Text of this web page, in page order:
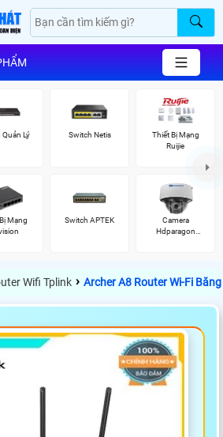
Lý Switch Netis
Thiết Bị Mạng
Ruijie
Mạng
Switch APTEK
Camera
Hdparagon
Wifi Tplink › Archer A8 Router Wi-Fi